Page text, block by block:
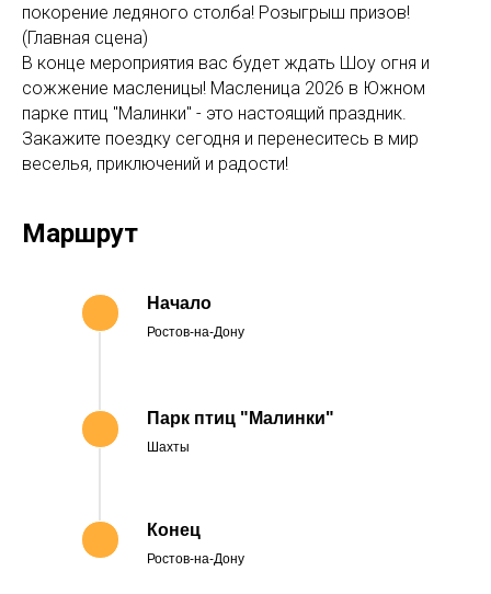
покорение ледяного столба! Розыгрыш призов!
(Главная сцена)
В конце мероприятия вас будет ждать Шоу огня и
сожжение масленицы! Масленица 2026 в Южном
парке птиц "Малинки" - это настоящий праздник.
Закажите поездку сегодня и перенеситесь в мир
веселья, приключений и радости!
Маршрут
Ростов-на-Дону
Начало
Парк птиц "Малинки"
Шахты
Конец
Ростов-на-Дону